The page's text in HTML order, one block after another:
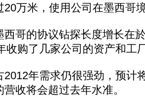
20万米，使用公司在墨西哥
的协议钻探长度增长在
收购了几家公司的资产和工
年需求仍很强劲，预计
收将会超过去年水准。